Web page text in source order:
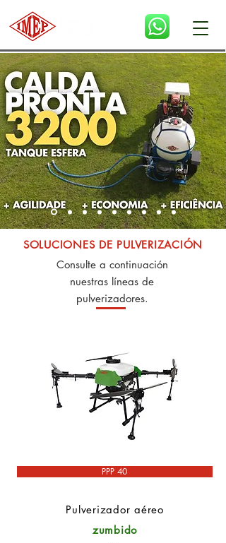
SOLUCIONES DE PULVERIZACIÓN
Consulte a continuación
nuestras líneas de
pulverizadores.
PPP 40
Pulverizador aéreo
zumbido